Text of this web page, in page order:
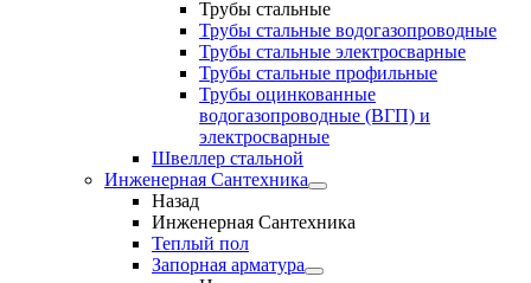
Трубы стальные
Трубы стальные водогазопроводные
Трубы стальные электросварные
Трубы стальные профильные
Трубы оцинкованные
водогазопроводные (ВГП) и
электросварные
Швеллер стальной
Инженерная Сантехника
Назад
Инженерная Сантехника
Теплый пол
Запорная арматура